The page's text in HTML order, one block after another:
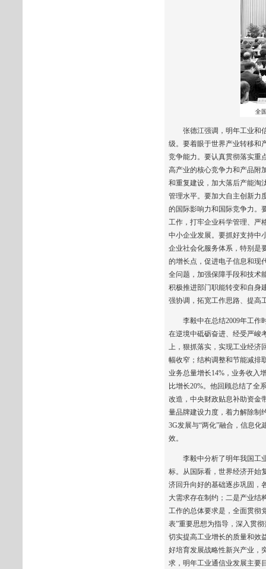
张德江强调，明年工业和信
级。要着眼于世界产业转移和
竞争能力。要认真贯彻落实重
高产业的核心竞争力和产品附
和重复建设，加大落后产能淘
管理水平。要加大自主创新力
的国际影响力和国际竞争力。
工作，打牢企业科学管理、严
中小企业发展。要抓好支持中
企业社会化服务体系，特别是
的增长点，促进电子信息和现
全问题，加强保障手段和技术
积极推进部门职能转变和自身
强协调，拓宽工作思路、提高
李毅中在总结2009年工作时
在逆境中砥砺奋进、经受严峻
上，狠抓落实，实现工业经济
幅收窄；结构调整和节能减排
业务总量增长14%，业务收入
比增长20%。他回顾总结了全
改造，中央财政贴息补助资金
量品牌建设力度，着力解除制
3G发展与“两化”融合，信息
效。
李毅中分析了明年我国工业
标。从国际看，世界经济开始
济回升向好的基础逐步巩固，
大需求存在制约；二是产业结
工作的总体要求是，全面贯彻
表”重要思想为指导，深入贯
切实提高工业增长的质量和效
好培育发展战略性新兴产业，
求，明年工业通信业发展主要